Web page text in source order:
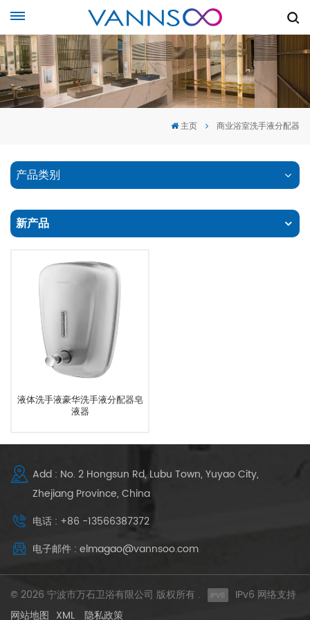
主页 商业浴室洗手液分配器
产品类别
新产品
液体洗手液豪华洗手液分配器皂
液器
Add : No. 2 Hongsun Rd, Lubu Town, Yuyao City,
Zhejiang Province, China
电话 : +86 -13566387372
电子邮件 : elmagao@vannsoo.com
© 2026 宁波市万石卫浴有限公司 版权所有 .
IPv6 网络支持
网站地图 XML 隐私政策